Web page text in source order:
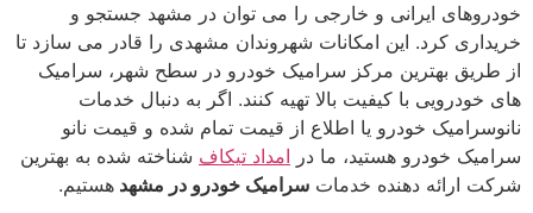
خودروهای ایرانی و خارجی را می توان در مشهد جستجو و
خریداری کرد. این امکانات شهروندان مشهدی را قادر می سازد تا
از طریق بهترین مرکز سرامیک خودرو در سطح شهر، سرامیک
های خودرویی با کیفیت بالا تهیه کنند. اگر به دنبال خدمات
نانوسرامیک خودرو یا اطلاع از قیمت تمام شده و قیمت نانو
سرامیک خودرو هستید، ما در امداد تیکاف شناخته شده به بهترین
شرکت ارائه دهنده خدمات سرامیک خودرو در مشهد هستیم.